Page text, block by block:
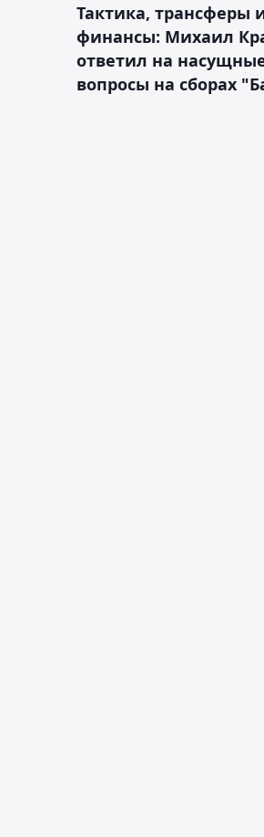
Тактика, трансферы
финансы: Михаил
ответил на
вопросы на сборах